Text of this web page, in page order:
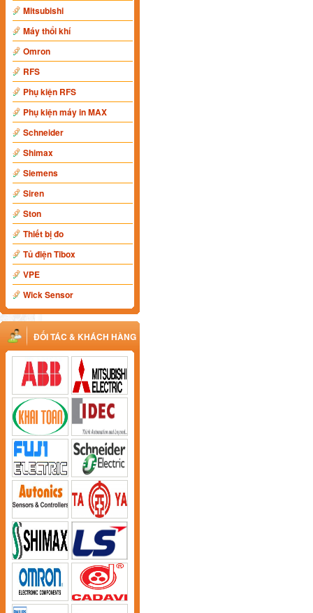
Mitsubishi
Máy thổi khí
Omron
RFS
Phụ kiện RFS
Phụ kiện máy in MAX
Schneider
Shimax
Siemens
Siren
Ston
Thiết bị đo
Tủ điện Tibox
VPE
Wick Sensor
ĐỐI TÁC & KHÁCH HÀNG